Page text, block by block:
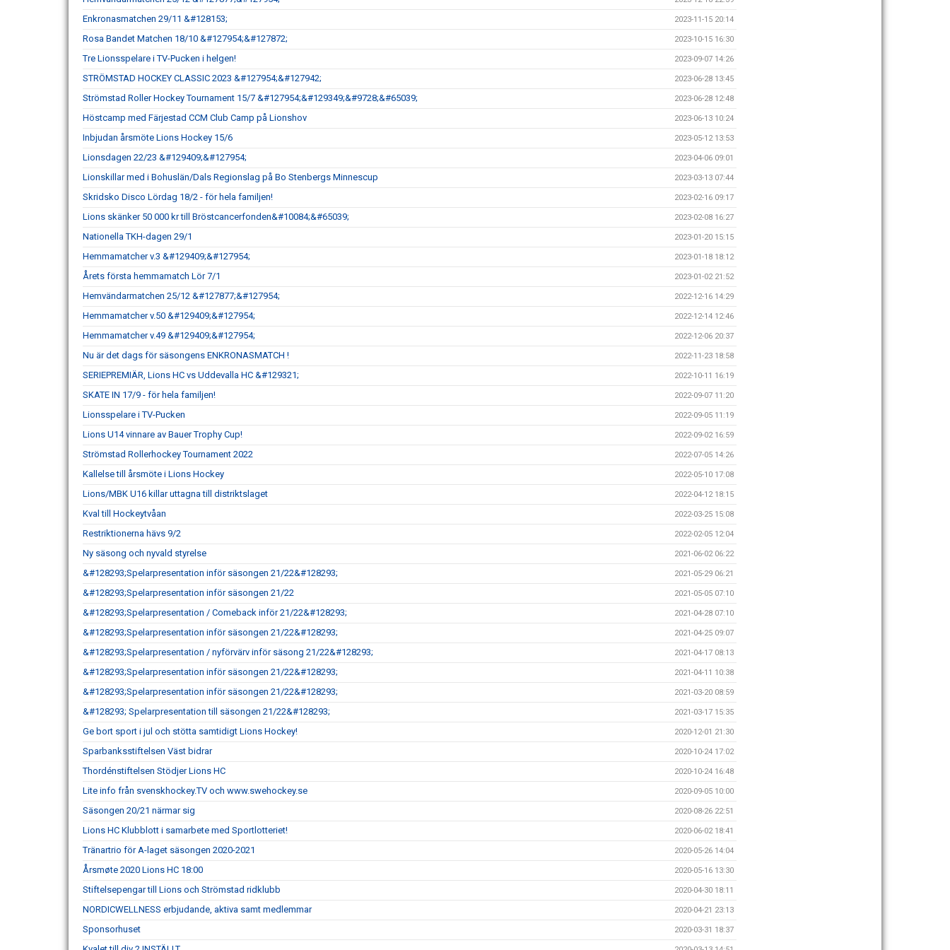
Enkronasmatchen 29/11 &#128153; 2023-11-15 20:14
Rosa Bandet Matchen 18/10 &#127954;&#127872; 2023-10-15 16:30
Tre Lionsspelare i TV-Pucken i helgen! 2023-09-07 14:26
STRÖMSTAD HOCKEY CLASSIC 2023 &#127954;&#127942; 2023-06-28 13:45
Strömstad Roller Hockey Tournament 15/7 &#127954;&#129349;&#9728;&#65039; 2023-06-28 12:48
Höstcamp med Färjestad CCM Club Camp på Lionshov 2023-06-13 10:24
Inbjudan årsmöte Lions Hockey 15/6 2023-05-12 13:53
Lionsdagen 22/23 &#129409;&#127954; 2023-04-06 09:01
Lionskillar med i Bohuslän/Dals Regionslag på Bo Stenbergs Minnescup 2023-03-13 07:44
Skridsko Disco Lördag 18/2 - för hela familjen! 2023-02-16 09:17
Lions skänker 50 000 kr till Bröstcancerfonden&#10084;&#65039; 2023-02-08 16:27
Nationella TKH-dagen 29/1 2023-01-20 15:15
Hemmamatcher v.3 &#129409;&#127954; 2023-01-18 18:12
Årets första hemmamatch Lör 7/1 2023-01-02 21:52
Hemvändarmatchen 25/12 &#127877;&#127954; 2022-12-16 14:29
Hemmamatcher v.50 &#129409;&#127954; 2022-12-14 12:46
Hemmamatcher v.49 &#129409;&#127954; 2022-12-06 20:37
Nu är det dags för säsongens ENKRONASMATCH ! 2022-11-23 18:58
SERIEPREMIÄR, Lions HC vs Uddevalla HC &#129321; 2022-10-11 16:19
SKATE IN 17/9 - för hela familjen! 2022-09-07 11:20
Lionsspelare i TV-Pucken 2022-09-05 11:19
Lions U14 vinnare av Bauer Trophy Cup! 2022-09-02 16:59
Strömstad Rollerhockey Tournament 2022 2022-07-05 14:26
Kallelse till årsmöte i Lions Hockey 2022-05-10 17:08
Lions/MBK U16 killar uttagna till distriktslaget 2022-04-12 18:15
Kval till Hockeytvåan 2022-03-25 15:08
Restriktionerna hävs 9/2 2022-02-05 12:04
Ny säsong och nyvald styrelse 2021-06-02 06:22
&#128293;Spelarpresentation inför säsongen 21/22&#128293; 2021-05-29 06:21
&#128293;Spelarpresentation inför säsongen 21/22 2021-05-05 07:10
&#128293;Spelarpresentation / Comeback inför 21/22&#128293; 2021-04-28 07:10
&#128293;Spelarpresentation inför säsongen 21/22&#128293; 2021-04-25 09:07
&#128293;Spelarpresentation / nyförvärv inför säsong 21/22&#128293; 2021-04-17 08:13
&#128293;Spelarpresentation inför säsongen 21/22&#128293; 2021-04-11 10:38
&#128293;Spelarpresentation inför säsongen 21/22&#128293; 2021-03-20 08:59
&#128293; Spelarpresentation till säsongen 21/22&#128293; 2021-03-17 15:35
Ge bort sport i jul och stötta samtidigt Lions Hockey! 2020-12-01 21:30
Sparbanksstiftelsen Väst bidrar 2020-10-24 17:02
Thordénstiftelsen Stödjer Lions HC 2020-10-24 16:48
Lite info från svenskhockey.TV och www.swehockey.se 2020-09-05 10:00
Säsongen 20/21 närmar sig 2020-08-26 22:51
Lions HC Klubblott i samarbete med Sportlotteriet! 2020-06-02 18:41
Tränartrio för A-laget säsongen 2020-2021 2020-05-26 14:04
Årsmøte 2020 Lions HC 18:00 2020-05-16 13:30
Stiftelsepengar till Lions och Strömstad ridklubb 2020-04-30 18:11
NORDICWELLNESS erbjudande, aktiva samt medlemmar 2020-04-21 23:13
Sponsorhuset 2020-03-31 18:37